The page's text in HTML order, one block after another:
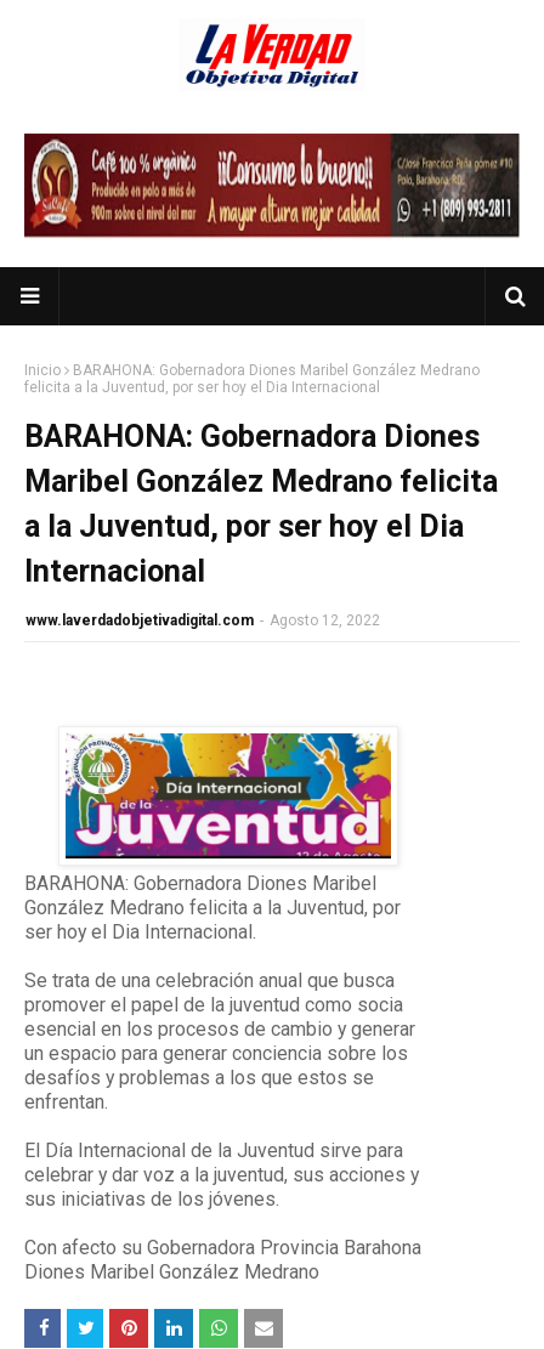
Inicio
BARAHONA: Gobernadora Diones Maribel González Medrano
felicita a la Juventud, por ser hoy el Dia Internacional
BARAHONA: Gobernadora Diones
Maribel González Medrano felicita
a la Juventud, por ser hoy el Dia
Internacional
www.laverdadobjetivadigital.com - Agosto 12, 2022
BARAHONA: Gobernadora Diones Maribel
González Medrano felicita a la Juventud, por
ser hoy el Dia Internacional.
Se trata de una celebración anual que busca
promover el papel de la juventud como socia
esencial en los procesos de cambio y generar
un espacio para generar conciencia sobre los
desafíos y problemas a los que estos se
enfrentan.
El Día Internacional de la Juventud sirve para
celebrar y dar voz a la juventud, sus acciones y
sus iniciativas de los jóvenes.
Con afecto su Gobernadora Provincia Barahona
Diones Maribel González Medrano